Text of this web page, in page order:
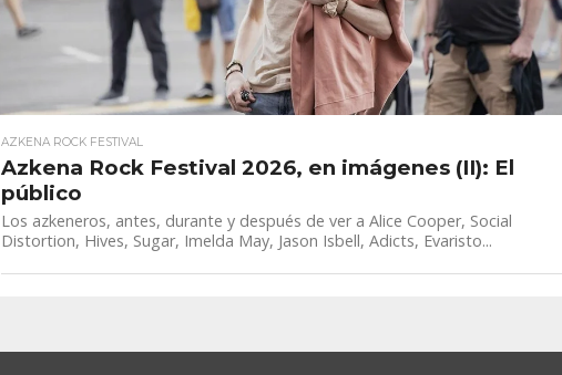
AZKENA ROCK FESTIVAL
Azkena Rock Festival 2026, en imágenes (II): El
público
Los azkeneros, antes, durante y después de ver a Alice Cooper, Social
Distortion, Hives, Sugar, Imelda May, Jason Isbell, Adicts, Evaristo...